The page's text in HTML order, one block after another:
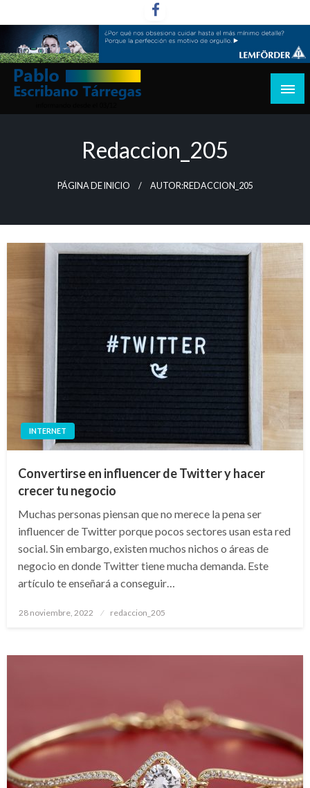
al
contenido
informando desde el 03/12
Redaccion_205
PÁGINA DE INICIO AUTOR:REDACCION_205
INTERNET
Convertirse en influencer de Twitter y hacer
crecer tu negocio
Muchas personas piensan que no merece la pena ser
influencer de Twitter porque pocos sectores usan esta red
social. Sin embargo, existen muchos nichos o áreas de
negocio en donde Twitter tiene mucha demanda. Este
artículo te enseñará a conseguir…
Publicado
28 noviembre, 2022 redaccion_205